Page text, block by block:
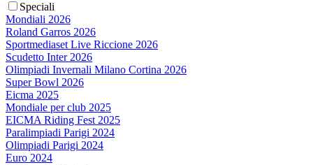
Speciali
Mondiali 2026
Roland Garros 2026
Sportmediaset Live Riccione 2026
Scudetto Inter 2026
Olimpiadi Invernali Milano Cortina 2026
Super Bowl 2026
Eicma 2025
Mondiale per club 2025
EICMA Riding Fest 2025
Paralimpiadi Parigi 2024
Olimpiadi Parigi 2024
Euro 2024